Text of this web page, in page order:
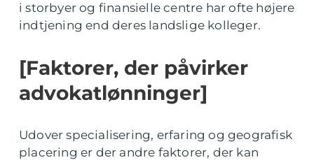
i storbyer og finansielle centre har ofte højere
indtjening end deres landslige kolleger.
[Faktorer, der påvirker
advokatlønninger]
Udover specialisering, erfaring og geografisk
placering er der andre faktorer, der kan